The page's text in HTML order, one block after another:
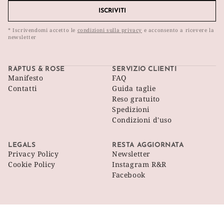
ISCRIVITI
* Iscrivendomi accetto le condizioni sulla privacy e acconsento a ricevere la
newsletter
RAPTUS & ROSE
Manifesto
Contatti
SERVIZIO CLIENTI
FAQ
Guida taglie
Reso gratuito
Spedizioni
Condizioni d'uso
LEGALS
Privacy Policy
Cookie Policy
RESTA AGGIORNATA
Newsletter
Instagram R&R
Facebook